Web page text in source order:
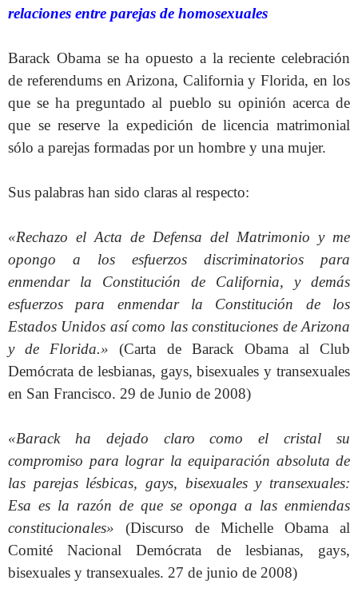
relaciones entre parejas de homosexuales
Barack Obama se ha opuesto a la reciente celebración
de referendums en Arizona, California y Florida, en los
que se ha preguntado al pueblo su opinión acerca de
que se reserve la expedición de licencia matrimonial
sólo a parejas formadas por un hombre y una mujer.
Sus palabras han sido claras al respecto:
«Rechazo el Acta de Defensa del Matrimonio y me
opongo a los esfuerzos discriminatorios para
enmendar la Constitución de California, y demás
esfuerzos para enmendar la Constitución de los
Estados Unidos así como las constituciones de Arizona
y de Florida.» (Carta de Barack Obama al Club
Demócrata de lesbianas, gays, bisexuales y transexuales
en San Francisco. 29 de Junio de 2008)
«Barack ha dejado claro como el cristal su
compromiso para lograr la equiparación absoluta de
las parejas lésbicas, gays, bisexuales y transexuales:
Esa es la razón de que se oponga a las enmiendas
constitucionales» (Discurso de Michelle Obama al
Comité Nacional Demócrata de lesbianas, gays,
bisexuales y transexuales. 27 de junio de 2008)